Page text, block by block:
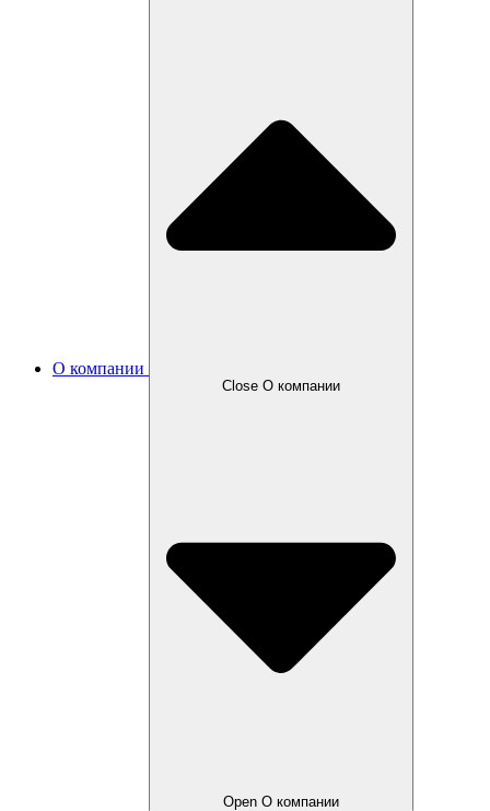
О компании
Close О компании
Open О компании